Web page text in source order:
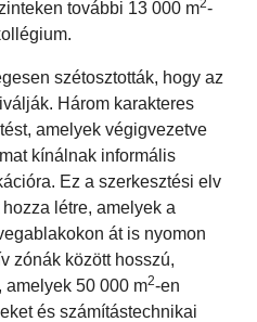
további 13 000 m -
szétosztották, hogy az
Három karakteres
amelyek végigvezetve
kínálnak informális
Ez a szerkesztési elv
létre, amelyek a
át is nyomon
zónák között hosszú,
amelyek 50 000 m2-en
és számítástechnikai